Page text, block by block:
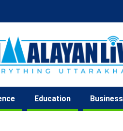
Education Business